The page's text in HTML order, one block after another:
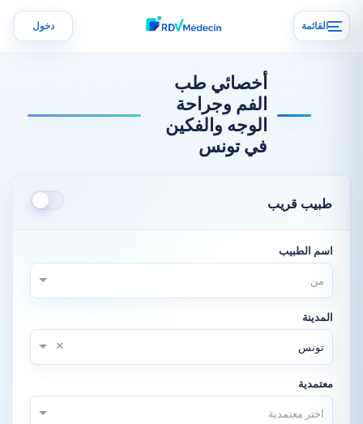
القائمة دخول
أخصائي طب
الفم وجراحة
الوجه والفكين
في تونس
طبيب قريب
اسم الطبيب
من
المدينة
تونس
×
معتمدية
اختر معتمدية